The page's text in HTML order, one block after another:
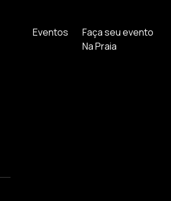
Eventos
Faça seu evento
Na Praia